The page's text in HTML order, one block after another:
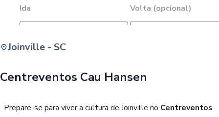
Ida Volta (opcional)
Joinville - SC
Centreventos Cau Hansen
Prepare-se para viver a cultura de Joinville no Centreventos